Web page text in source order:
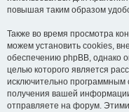
повышая таким образом
Также во время просмотра
можем установить cookies,
обеспечению phpBB, однако
целью которого является
исключительно
получения вашей
отправляете на форум.